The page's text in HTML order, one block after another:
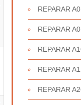
REPARAR
REPARAR
REPARAR
REPARAR
REPARAR